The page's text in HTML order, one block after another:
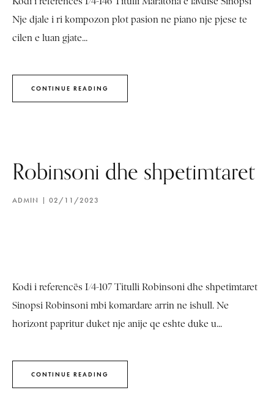
Nje djale i ri kompozon plot pasion ne piano nje pjese te
cilen e luan gjate...
CONTINUE READING
Robinsoni dhe shpetimtaret
ADMIN 02/11/2023
Kodi i referencës I/4-107 Titulli Robinsoni dhe shpetimtaret
Sinopsi Robinsoni mbi komardare arrin ne ishull. Ne
horizont papritur duket nje anije qe eshte duke u...
CONTINUE READING